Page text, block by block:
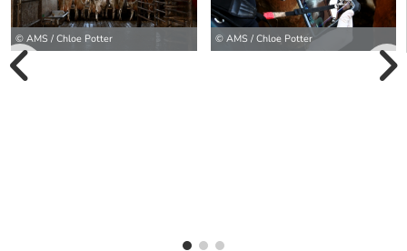
© AMS / Chloe Potter © AMS / Chloe Potter